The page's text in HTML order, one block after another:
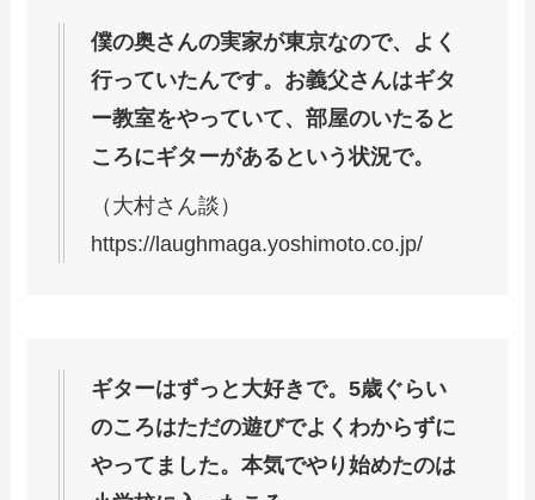
僕の奥さんの実家が東京なので、よく
行っていたんです。お義父さんはギタ
ー教室をやっていて、部屋のいたると
ころにギターがあるという状況で。
（大村さん談）
https://laughmaga.yoshimoto.co.jp/
ギターはずっと大好きで。5歳ぐらい
のころはただの遊びでよくわからずに
やってました。本気でやり始めたのは